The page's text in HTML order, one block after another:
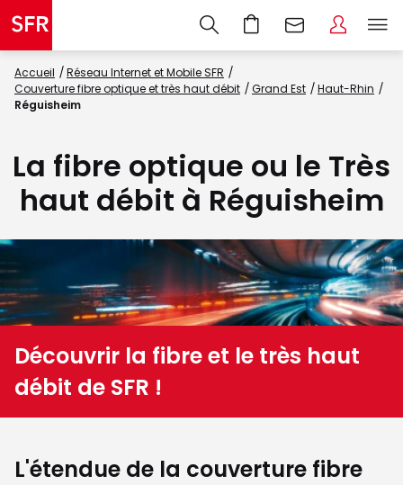
Accueil
Réseau Internet et Mobile SFR
Couverture fibre optique et très haut débit
Grand Est
Haut-Rhin
Réguisheim
La fibre optique ou le Très
haut débit à Réguisheim
Découvrir la fibre et le très haut
débit de SFR !
L'étendue de la couverture fibre